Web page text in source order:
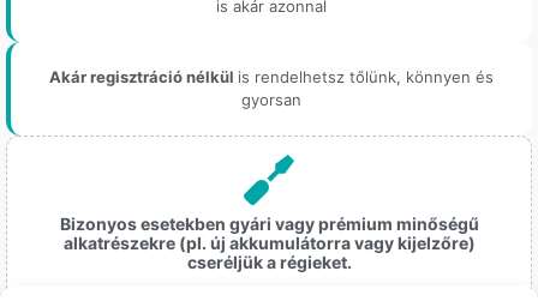
is akár azonnal
Akár regisztráció nélkül is rendelhetsz tőlünk, könnyen és
gyorsan
Bizonyos esetekben gyári vagy prémium minőségű
alkatrészekre (pl. új akkumulátorra vagy kijelzőre)
cseréljük a régieket.